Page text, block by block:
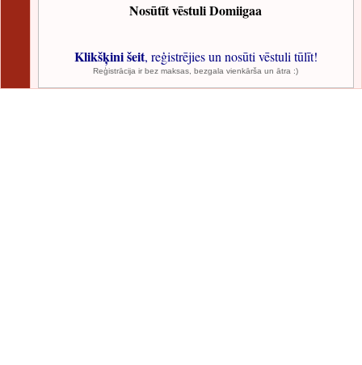
Nosūtīt vēstuli Domiigaa
Klikšķini šeit, reģistrējies un nosūti vēstuli tūlīt!
Reģistrācija ir bez maksas, bezgala vienkārša un ātra :)